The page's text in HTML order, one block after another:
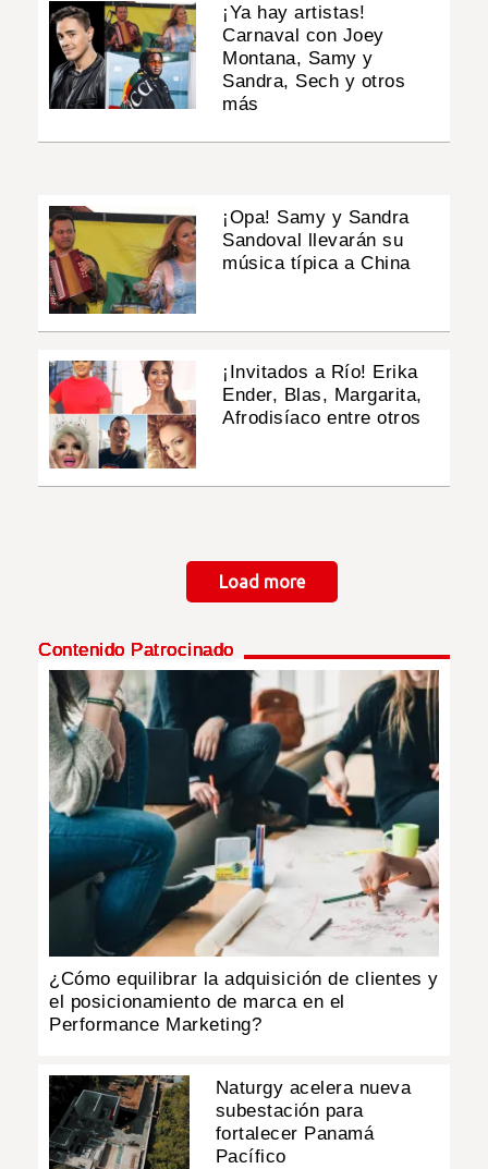
¡Ya hay artistas!
Carnaval con Joey
Montana, Samy y
Sandra, Sech y otros
más
¡Opa! Samy y Sandra
Sandoval llevarán su
música típica a China
¡Invitados a Río! Erika
Ender, Blas, Margarita,
Afrodisíaco entre otros
Load more
Contenido Patrocinado
¿Cómo equilibrar la adquisición de clientes y
el posicionamiento de marca en el
Performance Marketing?
Naturgy acelera nueva
subestación para
fortalecer Panamá
Pacífico